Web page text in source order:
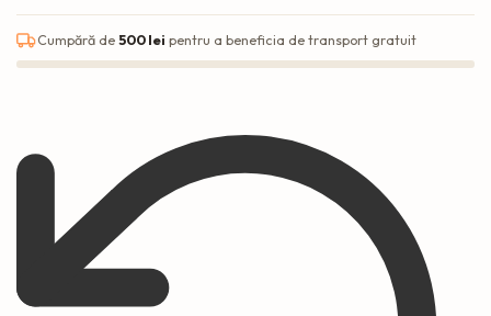
Cumpără de500 lei pentru a beneficia de transport gratuit